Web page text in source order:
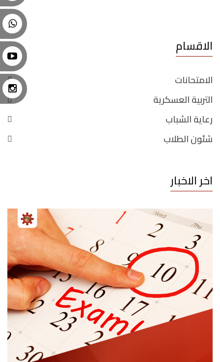
الاقسام
الامتحانات
التربية العسكرية
رعاية الشباب
شئون الطلاب
اخر الاخبار